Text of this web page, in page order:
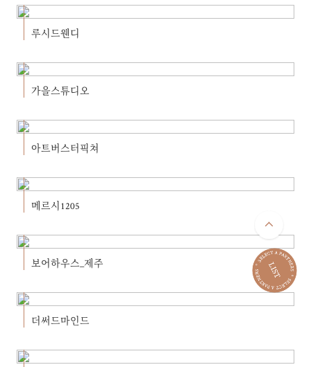
루시드웬디
가을스튜디오
아트버스터픽쳐
메르시1205
보어하우스_제주
더써드마인드